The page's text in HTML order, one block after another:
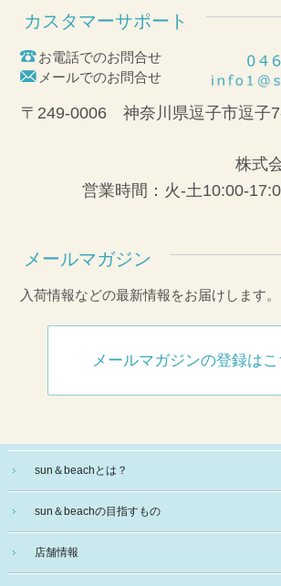
カスタマーサポート
お電話でのお問合せ
メールでのお問合せ
〒249-0006 神奈川県逗子市逗子
株式
営業時間：火-土10:00-
メールマガジン
入荷情報などの最新情報をお届けします。
メールマガジンの登録はこ
sun＆beachとは？
sun＆beachの目指すもの
店舗情報